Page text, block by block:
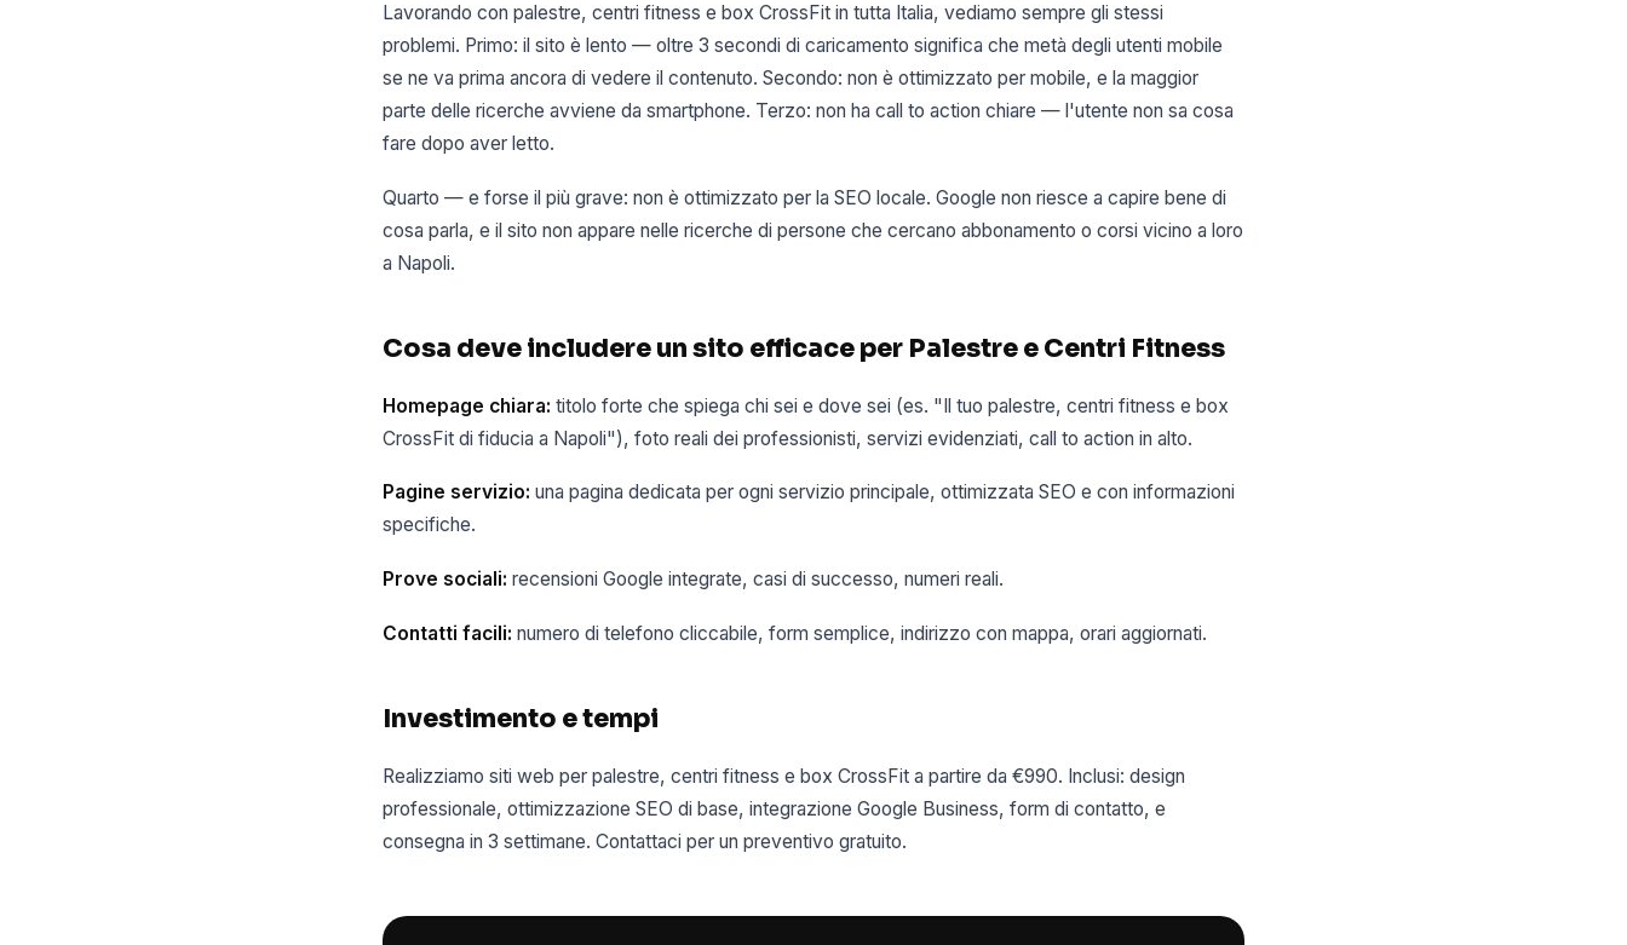
Lavorando con palestre, centri fitness e box CrossFit in tutta Italia, vediamo sempre gli stessi
problemi. Primo: il sito è lento — oltre 3 secondi di caricamento significa che metà degli utenti mobile
se ne va prima ancora di vedere il contenuto. Secondo: non è ottimizzato per mobile, e la maggior
parte delle ricerche avviene da smartphone. Terzo: non ha call to action chiare — l'utente non sa cosa
fare dopo aver letto.
Quarto — e forse il più grave: non è ottimizzato per la SEO locale. Google non riesce a capire bene di
cosa parla, e il sito non appare nelle ricerche di persone che cercano abbonamento o corsi vicino a loro
a Napoli.
Cosa deve includere un sito efficace per Palestre e Centri Fitness
Homepage chiara: titolo forte che spiega chi sei e dove sei (es. "Il tuo palestre, centri fitness e box
CrossFit di fiducia a Napoli"), foto reali dei professionisti, servizi evidenziati, call to action in alto.
Pagine servizio: una pagina dedicata per ogni servizio principale, ottimizzata SEO e con informazioni
specifiche.
Prove sociali: recensioni Google integrate, casi di successo, numeri reali.
Contatti facili: numero di telefono cliccabile, form semplice, indirizzo con mappa, orari aggiornati.
Investimento e tempi
Realizziamo siti web per palestre, centri fitness e box CrossFit a partire da €990. Inclusi: design
professionale, ottimizzazione SEO di base, integrazione Google Business, form di contatto, e
consegna in 3 settimane. Contattaci per un preventivo gratuito.